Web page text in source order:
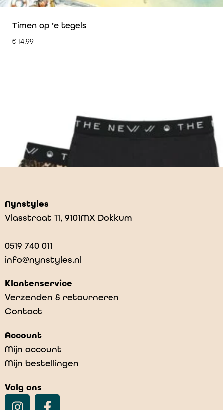
Timen op ’e tegels
€ 14,99
€19,95
Nynstyles
Vlasstraat 11, 9101MX Dokkum
0519 740 011
info@nynstyles.nl
Klantenservice
Verzenden & retourneren
Contact
Account
Mijn account
Mijn bestellingen
Volg ons